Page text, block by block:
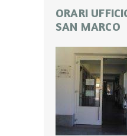
ORARI
SAN MARCO